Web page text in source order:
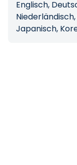
Englisch,
Japanisch,